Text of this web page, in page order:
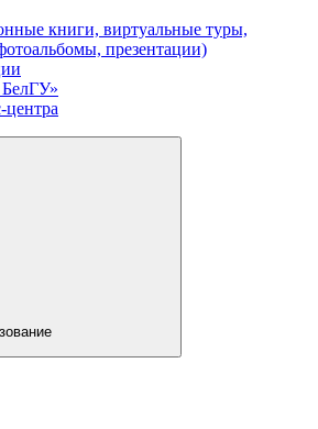
книги, виртуальные туры,
презентации)